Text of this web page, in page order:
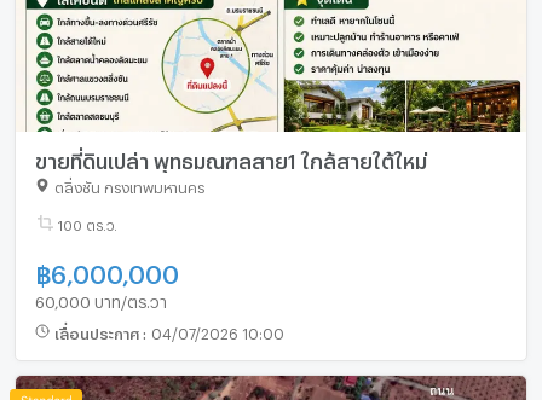
ขายที่ดินเปล่า พุทธมณฑลสาย1 ใกล้สายใต้ใหม่
ตลิ่งชัน กรุงเทพมหานคร
100 ตร.ว.
฿6,000,000
60,000 บาท/ตร.วา
เลื่อนประกาศ : 04/07/2026 10:00